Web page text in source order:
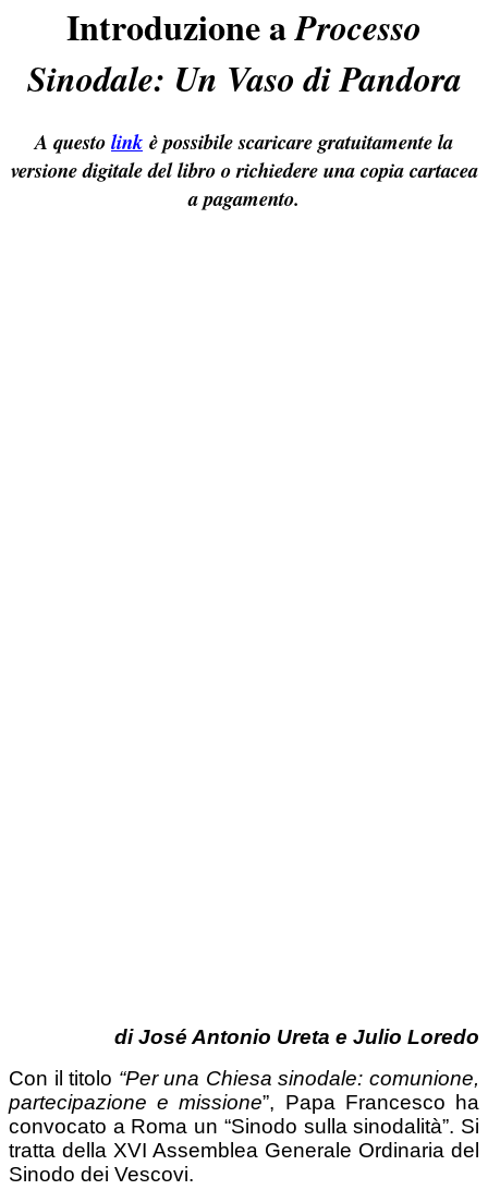
Introduzione aProcesso
Sinodale: Un Vaso di Pandora
A questolink è possibile scaricare gratuitamente la
versione digitale del libro o richiedere una copia cartacea
a pagamento.
di José Antonio Ureta e Julio Loredo
Con il titolo “Per una Chiesa sinodale: comunione,
partecipazione e missione”, Papa Francesco ha
convocato a Roma un “Sinodo sulla sinodalità”. Si
tratta della XVI Assemblea Generale Ordinaria del
Sinodo dei Vescovi.